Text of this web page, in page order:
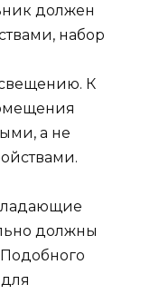
должен
набор
К
а не
должны